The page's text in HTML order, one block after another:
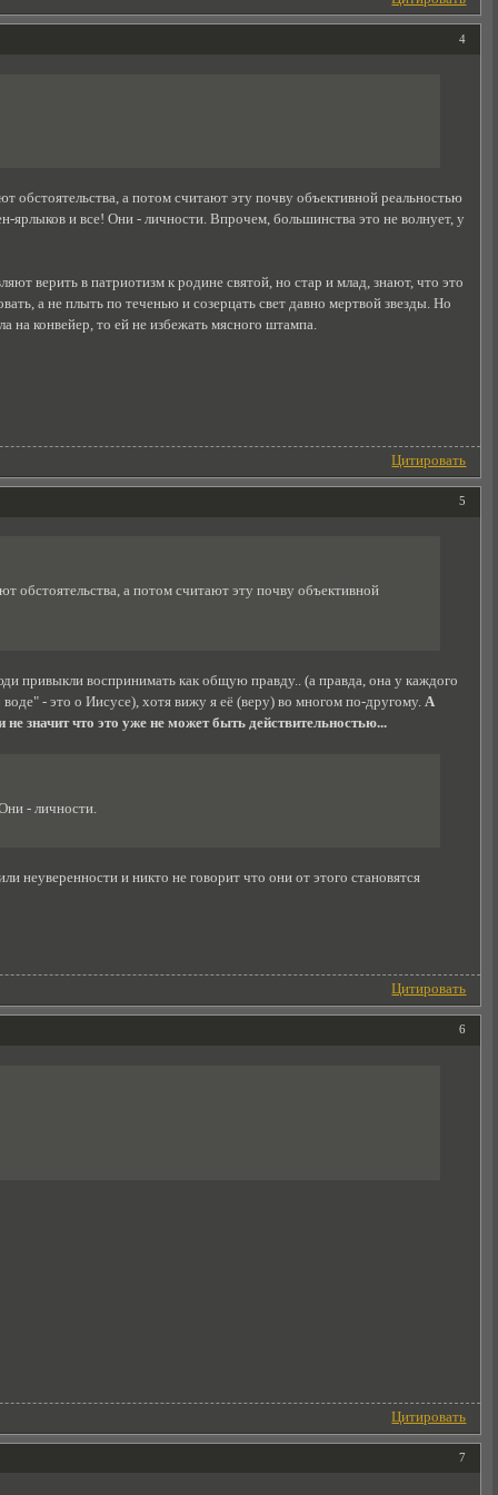
4
а потом считают эту почву объективной реальностью
и все! Они - личности. Впрочем, большинства это не волнует, у
верить в патриотизм к родине святой, но стар и млад, знают, что это
а не плыть по теченью и созерцать свет давно мертвой звезды. Но
на конвейер, то ей не избежать мясного штампа.
Цитировать
5
обстоятельства, а потом считают эту почву объективной
привыкли воспринимать как общую правду.. (а правда, она у каждого
- это о Иисусе), хотя вижу я её (веру) во многом по-другому. А
значит что это уже не может быть действительностью...
- личности.
неуверенности и никто не говорит что они от этого становятся
Цитировать
6
Цитировать
7